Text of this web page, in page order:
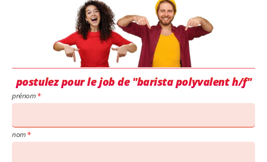
postulez pour le job de "barista polyvalent h/f"
prénom
nom